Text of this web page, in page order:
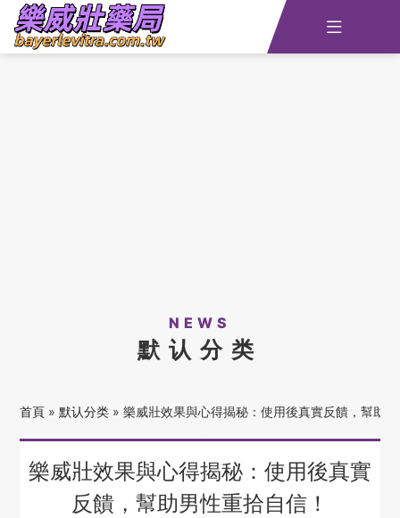

NEWS
默认分类
首頁 »默认分类 »樂威壯效果與心得揭秘：使用後真實反饋，幫助
樂威壯效果與心得揭秘：使用後真實
反饋，幫助男性重拾自信！